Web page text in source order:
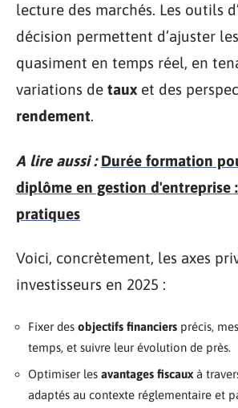
lecture des marchés. Les outils
décision permettent d’ajuster
quasiment en temps réel, en
variations de taux et des
rendement.
A lire aussi : Durée formation
diplôme en gestion d'entreprise
pratiques
Voici, concrètement, les axes
investisseurs en 2025 :
Fixer des objectifs financiers précis,
temps, et suivre leur évolution de près.
Optimiser les avantages fiscaux à
adaptés au contexte réglementaire et